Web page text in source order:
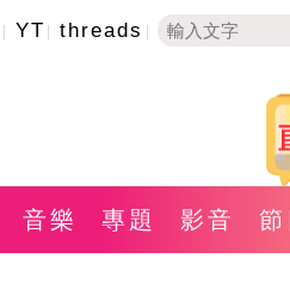
YT threads
音樂 專題 影音 節